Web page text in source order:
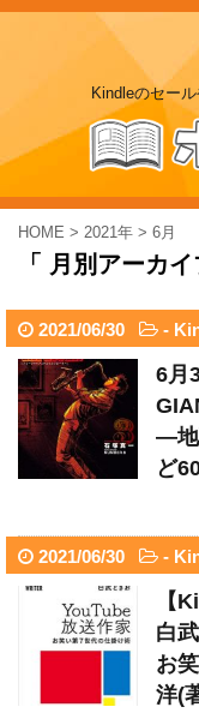
Kindleのセー
HOME > 2021年 > 6月
「 月別アーカ
2021/06/30 -
6月
―地
ど
2021/06/30 -
【
白
お
洋(